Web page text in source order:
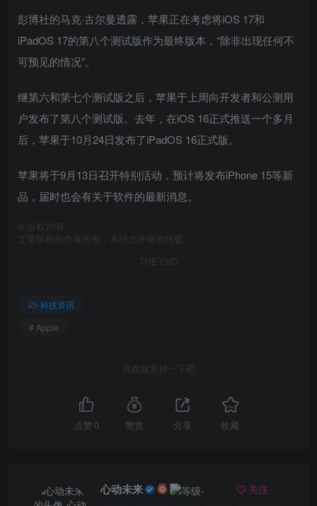
彭博社的马克·古尔曼透露，苹果正在考虑将iOS 17和
iPadOS 17的第八个测试版作为最终版本，“除非出现任何不
可预见的情况”。
继第六和第七个测试版之后，苹果于上周向开发者和公测用
户发布了第八个测试版。去年，在iOS 16正式推送一个多月
后，苹果于10月24日发布了iPadOS 16正式版。
苹果将于9月13日召开特别活动，预计将发布iPhone 15等新
品，届时也会有关于软件的最新消息。
版权声明
文章版权归作者所有，未经允许请勿转载。
THE END
科技资讯
# Apple
喜欢就支持一下吧
点赞 0 赞赏 分享 收藏
心动未来 关注